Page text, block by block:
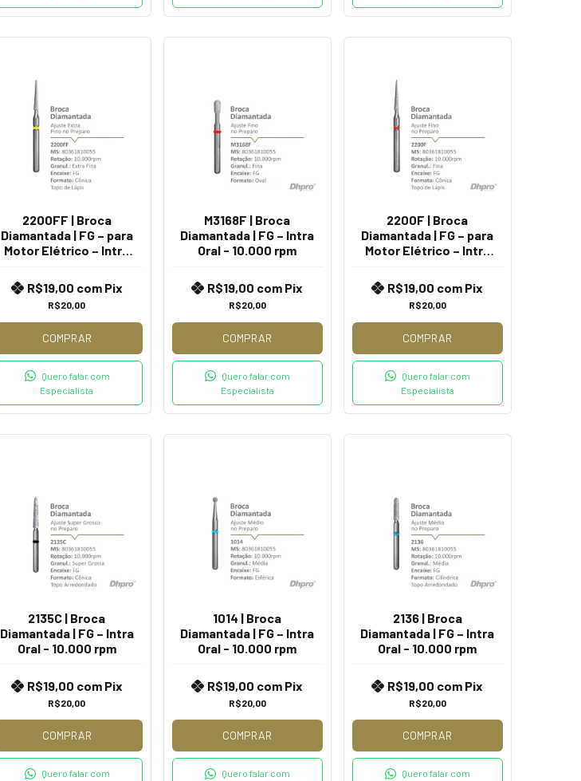
2200FF | Broca
Diamantada | FG – para
Motor Elétrico – Intra
R$20,00
R$19,00 com Pix
COMPRAR
Quero falar com
Especialista
M3168F | Broca
Diamantada | FG – Intra
Oral - 10.000 rpm
R$20,00
R$19,00 com Pix
COMPRAR
Quero falar com
Especialista
2200F | Broca
Diamantada | FG – para
Motor Elétrico – Intra
R$20,00
R$19,00 com Pix
COMPRAR
Quero falar com
Especialista
2135C | Broca
Diamantada | FG – Intra
Oral - 10.000 rpm
R$20,00
R$19,00 com Pix
COMPRAR
Quero falar com
1014 | Broca
Diamantada | FG – Intra
Oral - 10.000 rpm
R$20,00
R$19,00 com Pix
COMPRAR
Quero falar com
2136 | Broca
Diamantada | FG – Intra
Oral - 10.000 rpm
R$20,00
R$19,00 com Pix
COMPRAR
Quero falar com